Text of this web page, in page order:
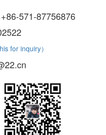
571-87756876
for inquiry）